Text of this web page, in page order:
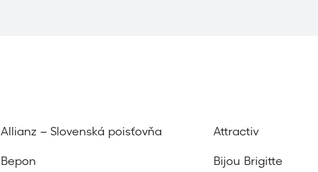
Allianz – Slovenská poisťovňa Attractiv
Bepon Bijou Brigitte